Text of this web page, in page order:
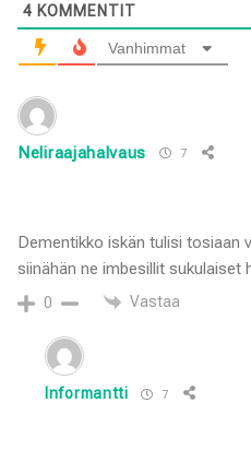
4 KOMMENTIT
Vanhimmat
Neliraajahalvaus 7
Dementikko iskän tulisi tosiaan
siinähän ne imbesillit sukulaiset
0 Vastaa
Informantti 7